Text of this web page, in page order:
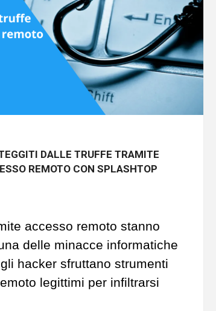
DALLE TRUFFE TRAMITE
REMOTO CON SPLASHTOP
accesso remoto stanno
delle minacce informatiche
li hacker sfruttano strumenti
legittimi per infiltrarsi